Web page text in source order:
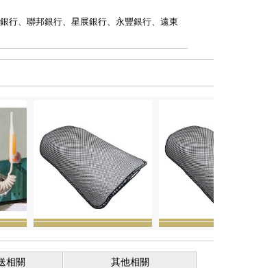
行、聯邦銀行、星展銀行、永豐銀行、遠東
相關 其他相關